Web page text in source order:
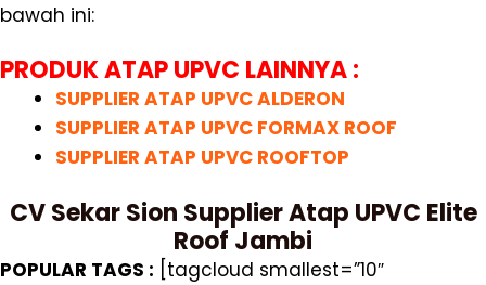
bawah ini:
PRODUK ATAP UPVC LAINNYA :
SUPPLIER ATAP UPVC ALDERON
SUPPLIER ATAP UPVC FORMAX ROOF
SUPPLIER ATAP UPVC ROOFTOP
CV Sekar Sion Supplier Atap UPVC Elite
Roof Jambi
POPULAR TAGS : [tagcloud smallest=”10″